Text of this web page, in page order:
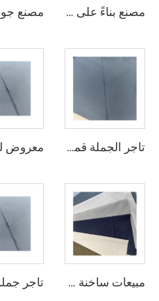
مصنع بناءً على الطلب، قماش TR خفيف الوزن يشعر بالراحة في الشرق الأوسط بألوان مختلفة، قماش تويل ملون القمصان والروب
تاجر الجملة قماش ثوب عربي رخيص الميكرو فايبر للرجال، قماش بوليستر مشغول، تويبو قماش قميص ثوب عربي
مبيعات ساخنة قماش الثوب العربي للألياف الدقيقة للرجال قماش بوليستر مجوف قماش toyobo قميص ثوب عربي